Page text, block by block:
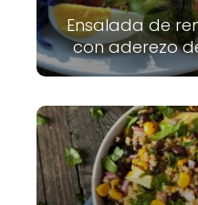
Ensalada de
con aderezo